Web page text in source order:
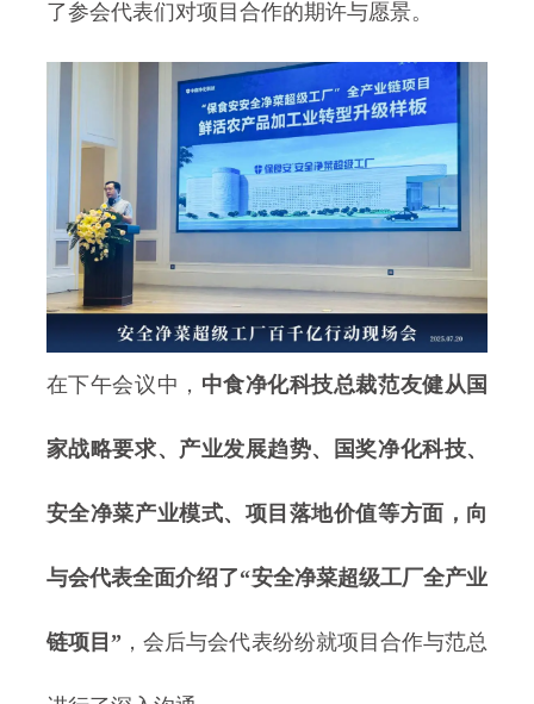
了参会代表们对项目合作的期许与愿景。
在下午会议中， 中食净化科技总裁范友健从国
家战略要求、产业发展趋势、国奖净化科技、
安全净菜产业模式、项目落地价值等方面，向
与会代表全面介绍了“安全净菜超级工厂全产业
链项目” ，会后与会代表纷纷就项目合作与范总